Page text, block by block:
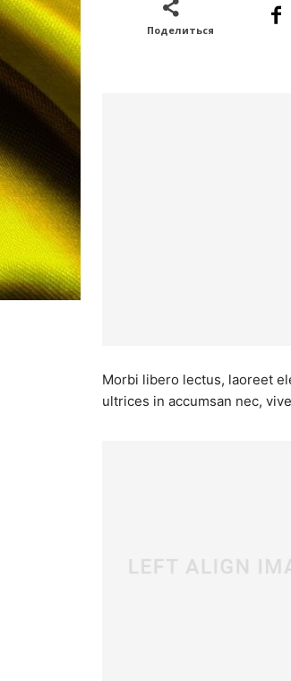
Поделиться
Morbi libero lectus, laoreet
ultrices in accumsan nec,